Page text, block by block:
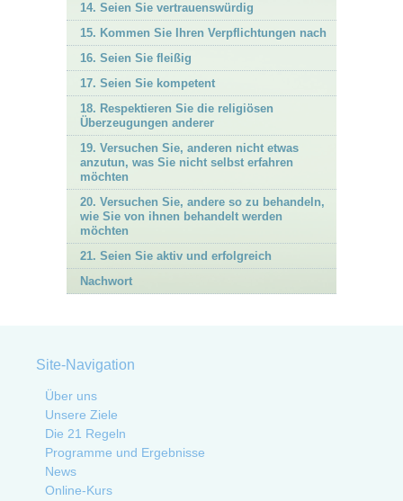
14. Seien Sie vertrauenswürdig
15. Kommen Sie Ihren Verpflichtungen nach
16. Seien Sie fleißig
17. Seien Sie kompetent
18. Respektieren Sie die religiösen
Überzeugungen anderer
19. Versuchen Sie, anderen nicht etwas
anzutun, was Sie nicht selbst erfahren
möchten
20. Versuchen Sie, andere so zu behandeln,
wie Sie von ihnen behandelt werden
möchten
21. Seien Sie aktiv und erfolgreich
Nachwort
Site-Navigation
Über uns
Unsere Ziele
Die 21 Regeln
Programme und Ergebnisse
News
Online-Kurs